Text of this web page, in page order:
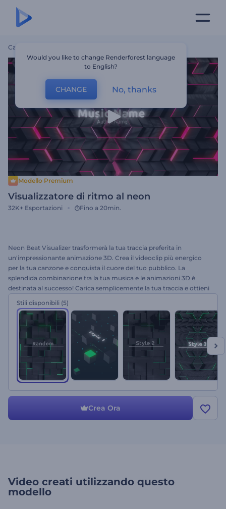
Casa
Modello Premium
Visualizzatore di ritmo al neon
32K+ Esportazioni Fino a 20min.
Neon Beat Visualizer trasformerà la tua traccia preferita in
un'impressionante animazione 3D. Crea il videoclip più energico
per la tua canzone e conquista il cuore del tuo pubblico. La
splendida combinazione tra la tua musica e le animazioni 3D è
destinata al successo! Carica semplicemente la tua traccia e ottieni
album, canali YouTube, uscite di singoli, promozioni sui social
media e molto altro. Provalo subito gratuitamente!
Stili disponibili (5)
Crea Ora
Video creati utilizzando questo
modello
Would you like to change Renderforest language
to English?
CHANGE No, thanks